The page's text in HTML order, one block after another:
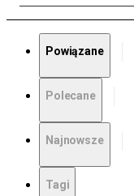
Powiązane
Polecane
Najnowsze
Tagi